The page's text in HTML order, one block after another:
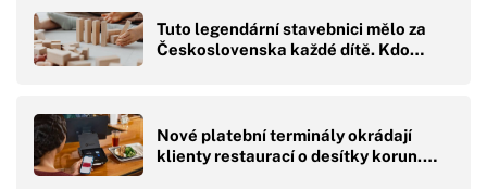
Tuto legendární stavebnici mělo za
Československa každé dítě. Kdo…
Nové platební terminály okrádají
klienty restaurací o desítky korun.…